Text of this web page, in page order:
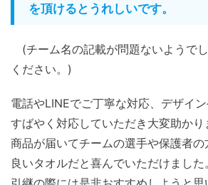
を頂けるとうれしいです。
(チーム名の記載が問題ないようで
ください。)
電話やLINEでご丁寧な対応、デザイ
すばやく対応していただき大変助かり
商品が届いてチームの選手や保護者の
良いタオルだと喜んでいただけました。